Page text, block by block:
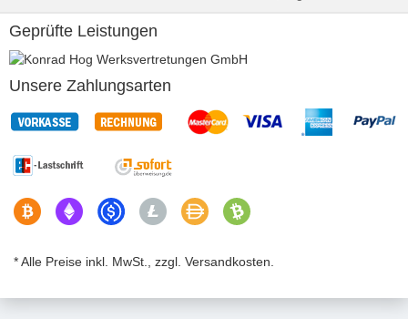
Geprüfte Leistungen
Unsere Zahlungsarten
* Alle Preise inkl. MwSt., zzgl. Versandkosten.